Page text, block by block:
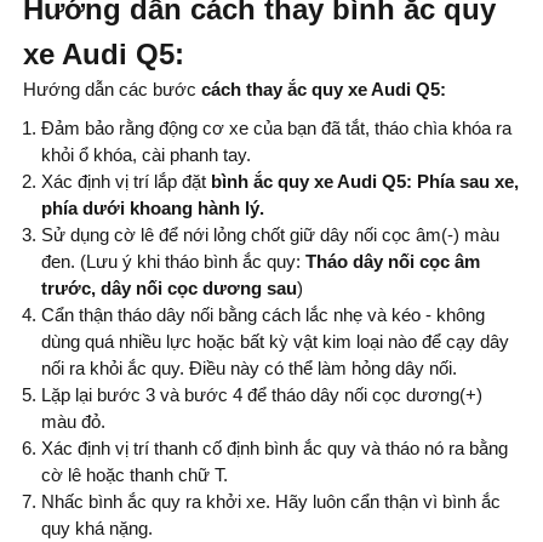
Hướng dẫn cách thay bình ắc quy
xe Audi Q5:
Hướng dẫn các bước cách thay ắc quy xe Audi Q5:
Đảm bảo rằng động cơ xe của bạn đã tắt, tháo chìa khóa ra
khỏi ổ khóa, cài phanh tay.
Xác định vị trí lắp đặt bình ắc quy xe Audi Q5: Phía sau xe,
phía dưới khoang hành lý.
Sử dụng cờ lê để nới lỏng chốt giữ dây nối cọc âm(-) màu
đen. (Lưu ý khi tháo bình ắc quy: Tháo dây nối cọc âm
trước, dây nối cọc dương sau)
Cẩn thận tháo dây nối bằng cách lắc nhẹ và kéo - không
dùng quá nhiều lực hoặc bất kỳ vật kim loại nào để cạy dây
nối ra khỏi ắc quy. Điều này có thể làm hỏng dây nối.
Lặp lại bước 3 và bước 4 để tháo dây nối cọc dương(+)
màu đỏ.
Xác định vị trí thanh cố định bình ắc quy và tháo nó ra bằng
cờ lê hoặc thanh chữ T.
Nhấc bình ắc quy ra khởi xe. Hãy luôn cẩn thận vì bình ắc
quy khá nặng.